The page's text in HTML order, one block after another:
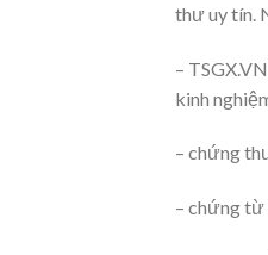
thư uy tín.
–
kinh
– chứng
– chứng